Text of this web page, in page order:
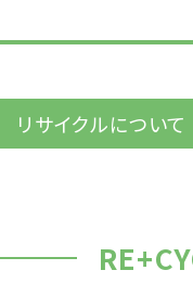
リサイクルについて